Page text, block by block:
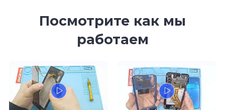
Посмотрите как мы
работаем